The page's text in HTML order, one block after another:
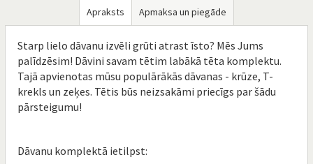
Apraksts Apmaksa un piegāde
Starp lielo dāvanu izvēli grūti atrast īsto? Mēs Jums
palīdzēsim! Dāvini savam tētim labākā tēta komplektu.
Tajā apvienotas mūsu populārākās dāvanas - krūze, T-
krekls un zeķes. Tētis būs neizsakāmi priecīgs par šādu
pārsteigumu!
Dāvanu komplektā ietilpst: